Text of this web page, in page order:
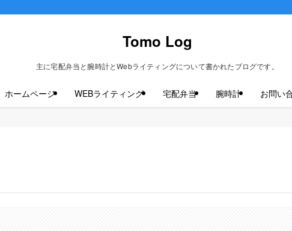
Tomo Log
主に宅配弁当と腕時計とWebライティングについて書かれたブログです。
ホームページ WEBライティング 宅配弁当 腕時計 お問い